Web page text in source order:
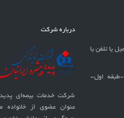
درباره شرکت
شرکت خدمات بيمه‌ای
عنوان عضوی از خانواده
یا تلفن یا
تهران-جنت آباد شمالی-پلاک30-طبقه اول-